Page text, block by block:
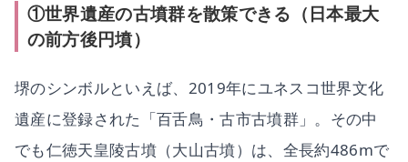
①世界遺産の古墳群を散策できる（日本最大
の前方後円墳）
堺のシンボルといえば、2019年にユネスコ世界文化
遺産に登録された「百舌鳥・古市古墳群」。その中
でも仁徳天皇陵古墳（大山古墳）は、全長約486mで